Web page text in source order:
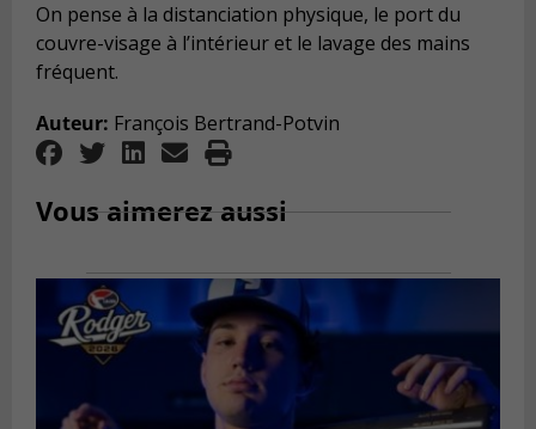
On pense à la distanciation physique, le port du
couvre-visage à l’intérieur et le lavage des mains
fréquent.
Auteur: François Bertrand-Potvin
Vous aimerez aussi